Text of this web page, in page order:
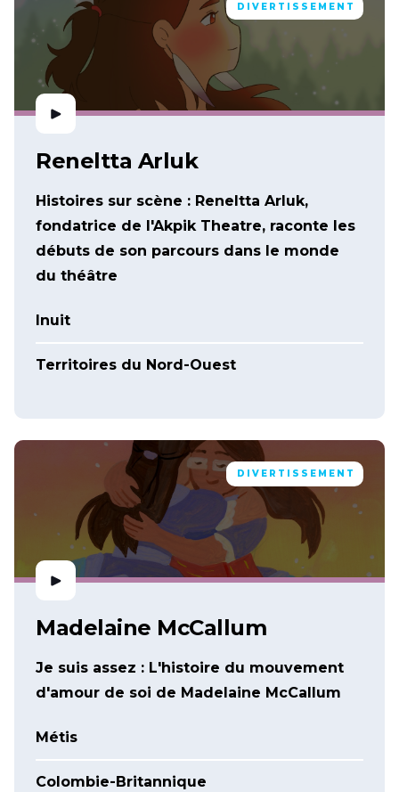
DIVERTISSEMENT
Reneltta Arluk
Histoires sur scène : Reneltta Arluk,
fondatrice de l'Akpik Theatre, raconte les
débuts de son parcours dans le monde
du théâtre
Inuit
Territoires du Nord-Ouest
DIVERTISSEMENT
Madelaine McCallum
Je suis assez : L'histoire du mouvement
d'amour de soi de Madelaine McCallum
Métis
Colombie-Britannique